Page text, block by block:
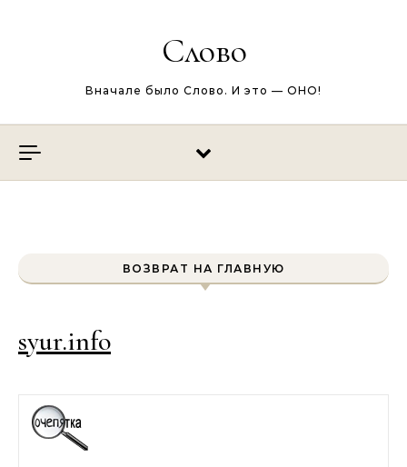
Слово
Вначале было Слово. И это — ОНО!
ВОЗВРАТ НА ГЛАВНУЮ
syur.info